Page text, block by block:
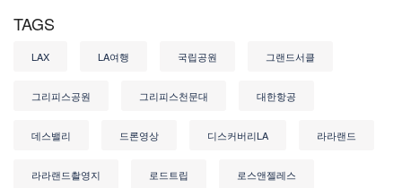
TAGS
LAX LA여행 국립공원 그랜드서클
그리피스공원 그리피스천문대 대한항공
데스밸리 드론영상 디스커버리LA 라라랜드
라라랜드촬영지 로드트립 로스앤젤레스